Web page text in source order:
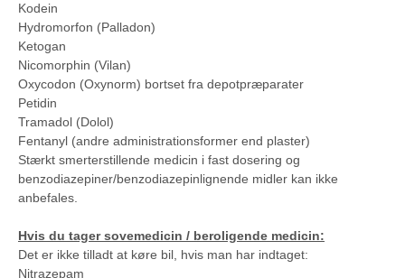
Kodein
Hydromorfon (Palladon)
Ketogan
Nicomorphin (Vilan)
Oxycodon (Oxynorm) bortset fra depotpræparater
Petidin
Tramadol (Dolol)
Fentanyl (andre administrationsformer end plaster)
Stærkt smerterstillende medicin i fast dosering og
benzodiazepiner/benzodiazepinlignende midler kan ikke
anbefales.
Hvis du tager sovemedicin / beroligende medicin:
Det er ikke tilladt at køre bil, hvis man har indtaget:
Nitrazepam